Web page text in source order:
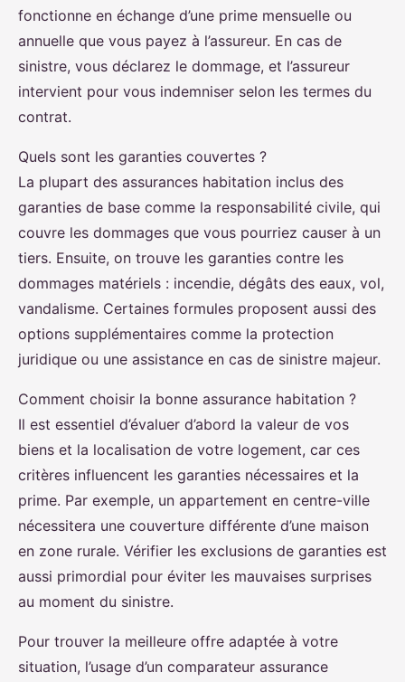
fonctionne en échange d’une prime mensuelle ou
annuelle que vous payez à l’assureur. En cas de
sinistre, vous déclarez le dommage, et l’assureur
intervient pour vous indemniser selon les termes du
contrat.
Quels sont les garanties couvertes ?
La plupart des assurances habitation inclus des
garanties de base comme la responsabilité civile, qui
couvre les dommages que vous pourriez causer à un
tiers. Ensuite, on trouve les garanties contre les
dommages matériels : incendie, dégâts des eaux, vol,
vandalisme. Certaines formules proposent aussi des
options supplémentaires comme la protection
juridique ou une assistance en cas de sinistre majeur.
Comment choisir la bonne assurance habitation ?
Il est essentiel d’évaluer d’abord la valeur de vos
biens et la localisation de votre logement, car ces
critères influencent les garanties nécessaires et la
prime. Par exemple, un appartement en centre-ville
nécessitera une couverture différente d’une maison
en zone rurale. Vérifier les exclusions de garanties est
aussi primordial pour éviter les mauvaises surprises
au moment du sinistre.
Pour trouver la meilleure offre adaptée à votre
situation, l’usage d’un comparateur assurance